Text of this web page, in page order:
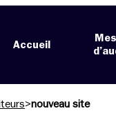
Accueil
>nouveau site